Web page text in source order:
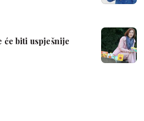
će biti uspješnije